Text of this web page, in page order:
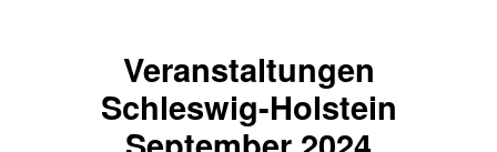
Veranstaltungen
Schleswig-Holstein